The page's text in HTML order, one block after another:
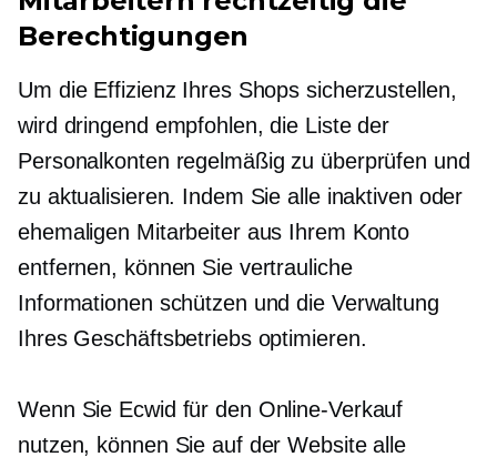
Berechtigungen
Um die Effizienz Ihres Shops sicherzustellen,
wird dringend empfohlen, die Liste der
Personalkonten regelmäßig zu überprüfen und
zu aktualisieren. Indem Sie alle inaktiven oder
ehemaligen Mitarbeiter aus Ihrem Konto
entfernen, können Sie vertrauliche
Informationen schützen und die Verwaltung
Ihres Geschäftsbetriebs optimieren.
Wenn Sie Ecwid für den Online-Verkauf
nutzen, können Sie auf der Website alle